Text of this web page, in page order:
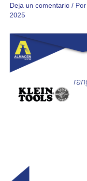
Deja un comentario / Por
2025